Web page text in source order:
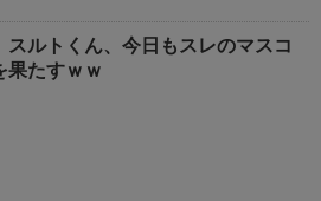
スルトくん、今日もスレのマスコ
果たすｗｗ